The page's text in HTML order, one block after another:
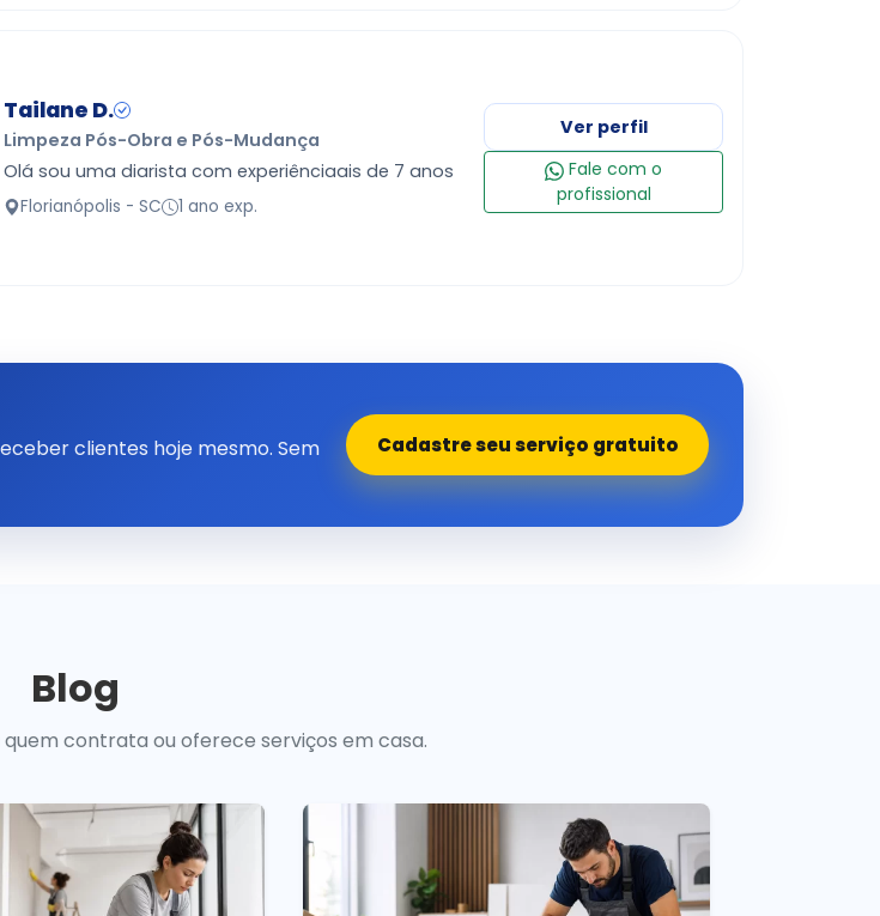
Tailane D.
Limpeza Pós-Obra e Pós-Mudança
Olá sou uma diarista com experiênciaais de 7 anos
Florianópolis - SC 1 ano exp.
Ver perfil
Fale com o
profissional
clientes hoje mesmo. Sem
Cadastre seu serviço gratuito
Blog
quem contrata ou oferece serviços em casa.